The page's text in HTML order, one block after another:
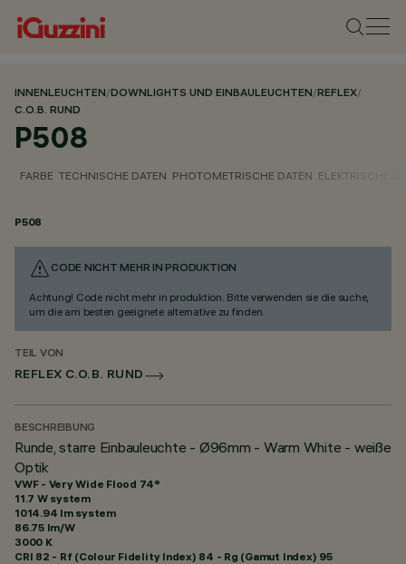
INNENLEUCHTEN/DOWNLIGHTS UND EINBAULEUCHTEN/REFLEX/
C.O.B. RUND
P508
FARBE TECHNISCHE DATEN PHOTOMETRISCHE DATEN ELEKTRISCHE
P508
CODE NICHT MEHR IN PRODUKTION
Achtung! Code nicht mehr in produktion. Bitte verwenden sie die suche,
um die am besten geeignete alternative zu finden.
TEIL VON
REFLEX C.O.B. RUND
BESCHREIBUNG
Runde, starre Einbauleuchte - Ø96mm - Warm White - weiße
Optik
VWF - Very Wide Flood 74°
11.7 W system
1014.94 lm system
86.75 lm/W
3000 K
CRI 82 - Rf (Colour Fidelity Index) 84 - Rg (Gamut Index) 95